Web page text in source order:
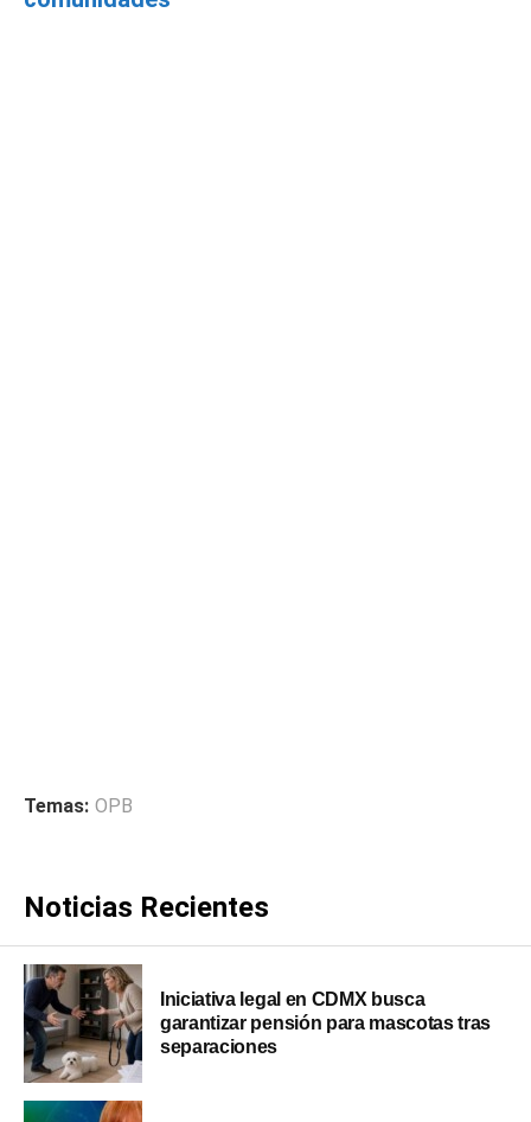
Temas: OPB
Noticias Recientes
Iniciativa legal en CDMX busca
garantizar pensión para mascotas tras
separaciones